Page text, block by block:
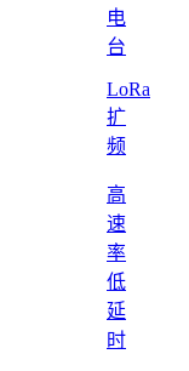
电
台
LoRa
扩
频
高
速
率
低
延
时